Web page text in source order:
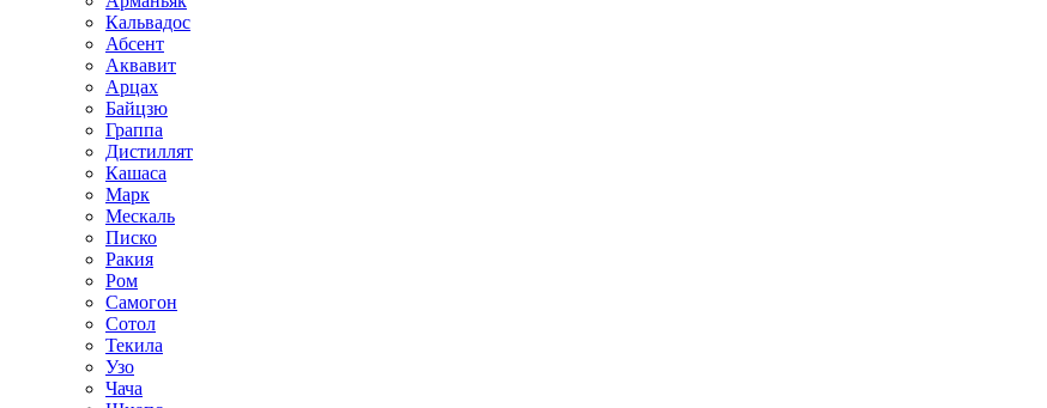
Кальвадос
Абсент
Аквавит
Арцах
Байцзю
Граппа
Дистиллят
Кашаса
Марк
Мескаль
Писко
Ракия
Ром
Самогон
Сотол
Текила
Узо
Чача